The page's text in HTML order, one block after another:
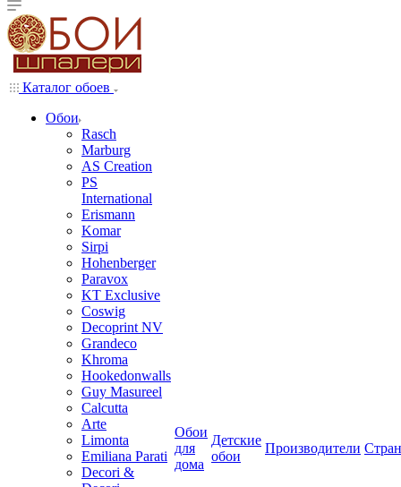
Каталог обоев
Обои
Rasch
Marburg
AS Creation
PS
International
Erismann
Komar
Sirpi
Hohenberger
Paravox
KT Exclusive
Coswig
Decoprint NV
Grandeco
Khroma
Hookedonwalls
Guy Masureel
Calcutta
Arte
Limonta
Emiliana Parati
Decori &
Обои
для
дома
Детские
обои
Производители